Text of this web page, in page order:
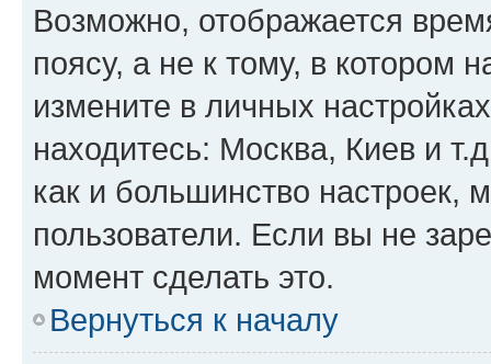
Возможно, отображается
поясу, а не к тому, в котором
измените в личных
находитесь: Москва, Киев и
как и большинство настроек,
пользователи. Если вы не
момент сделать это.
Вернуться к началу